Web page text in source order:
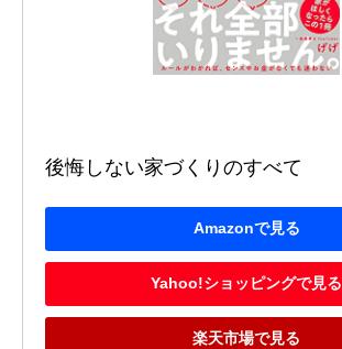
後悔しない家づくりのすべて
Amazonで見る
Yahoo!ショッピングで見る
楽天市場で見る